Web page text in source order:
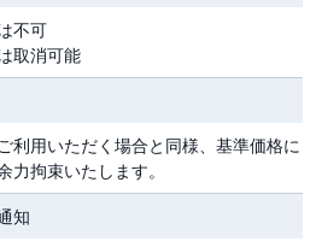
不可
取消可能
利用いただく場合と同様、基準価格に
拘束いたします。
知